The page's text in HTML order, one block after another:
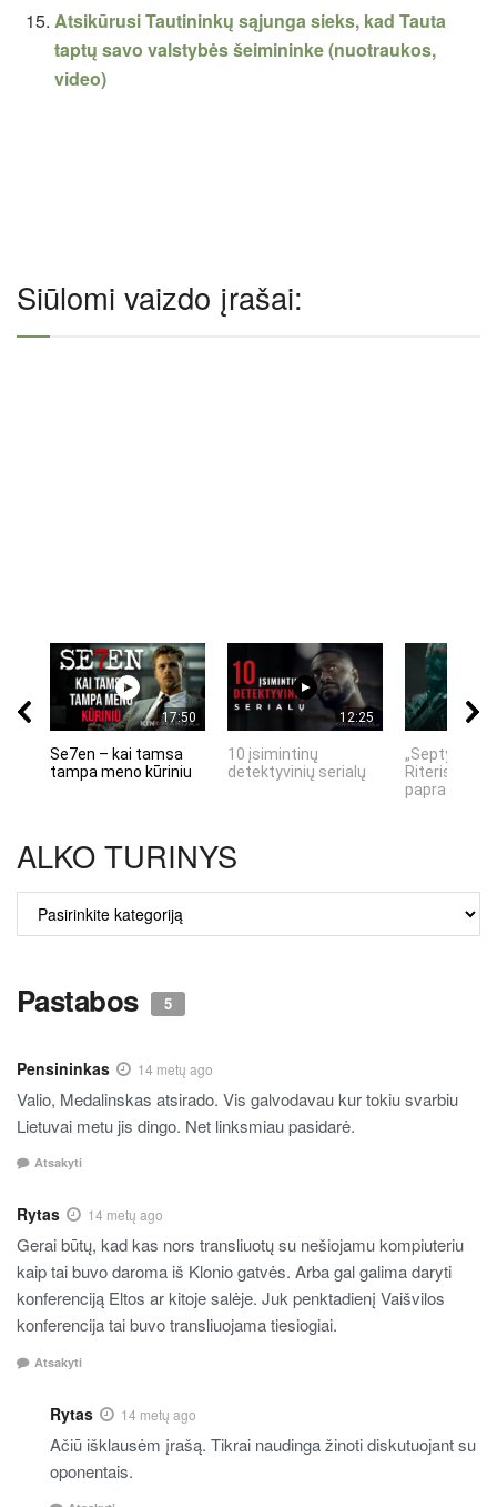
Atsikūrusi Tautininkų sąjunga sieks, kad Tauta
taptų savo valstybės šeimininke (nuotraukos,
video)
Siūlomi vaizdo įrašai:
17:50
Se7en – kai tamsa
tampa meno kūriniu
12:25
10 įsimintinų
detektyvinių serialų
„Septynių
Riteris" – kai
ALKO TURINYS
TURINYS
Pastabos 5
Pensininkas 14 metų ago
Valio, Medalinskas atsirado. Vis galvodavau kur tokiu svarbiu
Lietuvai metu jis dingo. Net linksmiau pasidarė.
Atsakyti
Rytas 14 metų ago
Gerai būtų, kad kas nors transliuotų su nešiojamu kompiuteriu
kaip tai buvo daroma iš Klonio gatvės. Arba gal galima daryti
konferenciją Eltos ar kitoje salėje. Juk penktadienį Vaišvilos
konferencija tai buvo transliuojama tiesiogiai.
Atsakyti
Rytas 14 metų ago
Ačiū išklausėm įrašą. Tikrai naudinga žinoti diskutuojant su
oponentais.